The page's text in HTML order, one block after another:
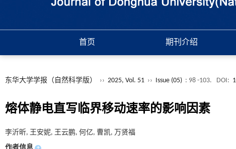
首页 期刊介绍
东华大学学报（自然科学版） ›› 2025, Vol. 51 ›› Issue (05) : 98 -103. DOI:
熔体静电直写临界移动速率的影响因素
李沂昕, 王安妮, 王云鹏, 何亿, 曹凯, 万贤福